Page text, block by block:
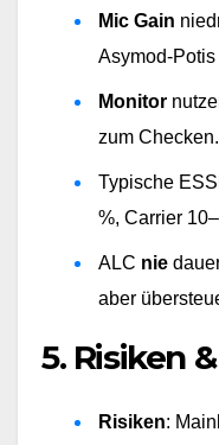
Mic Gain
Asymod-
Monitor
zum Checken.
Typische
%, Carrier
ALC nie
aber
5. Risiken
Risiken: